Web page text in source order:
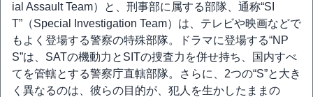
ial Assault Team）と、刑事部に属する部隊、通称“SI
T”（Special Investigation Team）は、テレビや映画などで
もよく登場する警察の特殊部隊。ドラマに登場する“NP
S”は、SATの機動力とSITの捜査力を併せ持ち、国内すべ
てを管轄とする警察庁直轄部隊。さらに、2つの“S”と大き
く異なるのは、彼らの目的が、犯人を生かしたままの